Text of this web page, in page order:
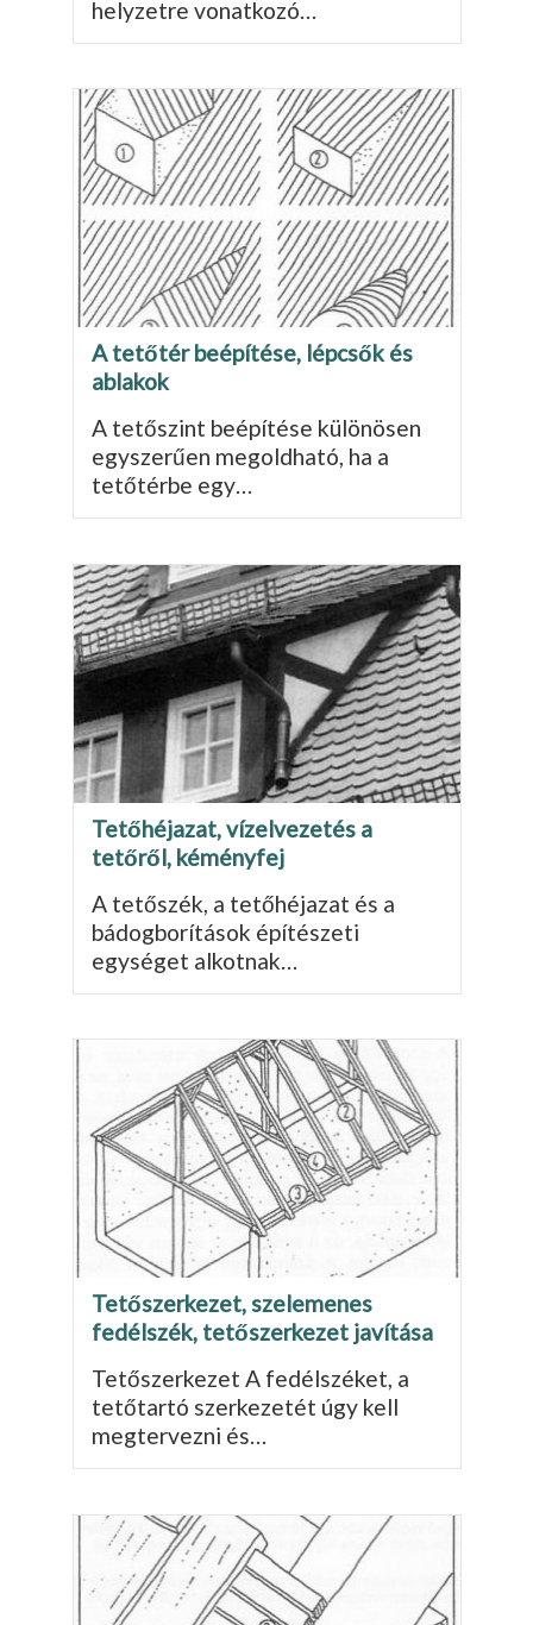
helyzetre vonatkozó…
A tetőtér beépítése, lépcsők és
ablakok
A tetőszint beépítése különösen
egyszerűen megoldható, ha a
tetőtérbe egy…
Tetőhéjazat, vízelvezetés a
tetőről, kéményfej
A tetőszék, a tetőhéjazat és a
bádogborítások építészeti
egységet alkotnak…
Tetőszerkezet, szelemenes
fedélszék, tetőszerkezet javítása
Tetőszerkezet A fedélszéket, a
tetőtartó szerkezetét úgy kell
megtervezni és…